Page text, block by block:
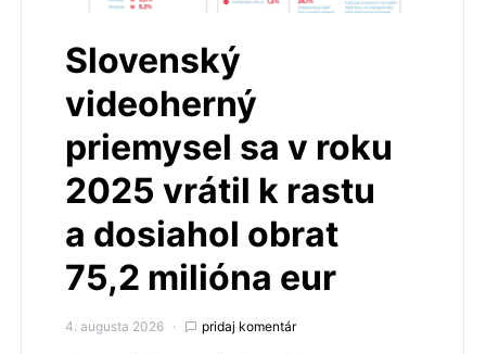
Slovenský
videoherný
priemysel sa v roku
2025 vrátil k rastu
a dosiahol obrat
75,2 milióna eur
4. augusta 2026 pridaj komentár